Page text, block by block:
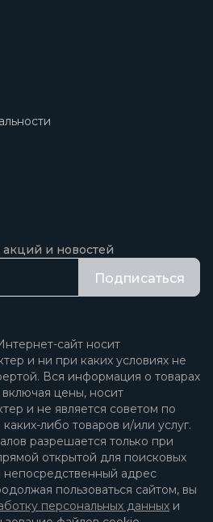
и новостей
Подписаться
сайт носит
и ни при каких условиях не
Вся информация о товарах
включая цены, носит
и не является советом по
либо товаров и/или услуг.
разрешается только при
открытой для поисковых
непосредственный адрес
пользоваться сайтом, вы
персональных данных и